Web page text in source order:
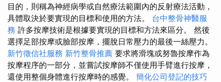
目的，則稱為神經病學或自然療法範圍內的反射療法活動，
具體取決於要實現的目標和使用的方法。 台中整骨神醫服
務 許多按摩技術是根據要實現的目標和方法來區分。 然後
選擇足部按摩或臉部按摩，擺脫日常壓力的最後一絲壓力。
新竹徵信社服務 新竹整骨推薦 要求將滑塊或努魯按摩作為
按摩程序的一部分，並嘗試按摩師不僅使用手臂進行按摩，
還使用整個身體進行按摩時的感覺。 簡化公司登記的技巧